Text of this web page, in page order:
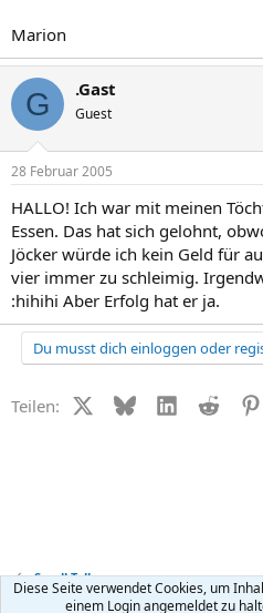
Marion
G .Gast
Guest
28 Februar 2005
HALLO! Ich war mit meinen
Essen. Das hat sich gelohnt,
Jöcker würde ich kein Geld für
vier immer zu schleimig.
:hihihi Aber Erfolg hat er ja.
Du musst dich einloggen oder
Teilen: X (Twitter)
BlueskyLinkedIn
Reddit
Small Talk
Diese Seite verwendet Cookies, um
einem Login angemeldet zu